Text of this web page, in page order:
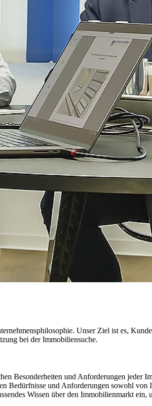
Unser Ziel ist es,
bei der Immobiliensuche.
Besonderheiten und Anforderungen jeder
Bedürfnisse und Anforderungen sowohl von
Wissen über den Immobilienmarkt ein,